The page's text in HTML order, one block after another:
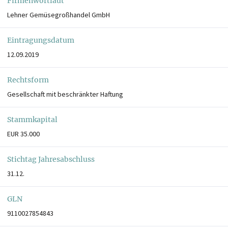
Lehner Gemüsegroßhandel GmbH
Eintragungsdatum
12.09.2019
Rechtsform
Gesellschaft mit beschränkter Haftung
Stammkapital
EUR 35.000
Stichtag Jahresabschluss
31.12.
GLN
9110027854843